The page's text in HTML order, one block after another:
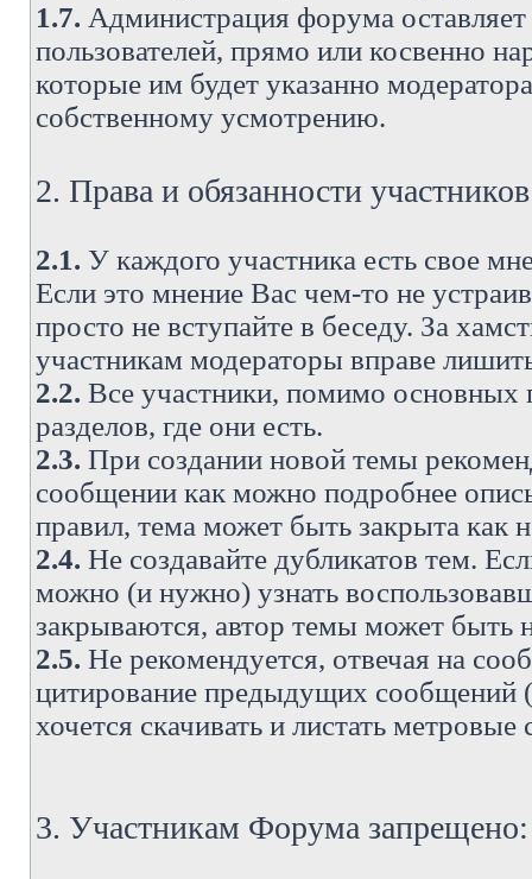
1.7. Администрация форума
пользователей, прямо или косвенно
которые им будет указанно
собственному усмотрению.
2. Права и обязанности
2.1. У каждого участника есть свое
Если это мнение Вас чем-то не
просто не вступайте в беседу. За
участникам модераторы вправе
2.2. Все участники, помимо основных
разделов, где они есть.
2.3. При создании новой темы
сообщении как можно подробнее
правил, тема может быть закрыта как
2.4. Не создавайте дубликатов тем.
можно (и нужно) узнать
закрываются, автор темы может быть
2.5. Не рекомендуется, отвечая на
цитирование предыдущих сообщений
хочется скачивать и листать
3. Участникам Форума запрещено: